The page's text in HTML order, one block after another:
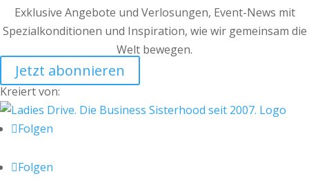
Exklusive Angebote und Verlosungen, Event-News mit
Spezialkonditionen und Inspiration, wie wir gemeinsam die
Welt bewegen.
Jetzt abonnieren
Kreiert von:
Folgen
Folgen